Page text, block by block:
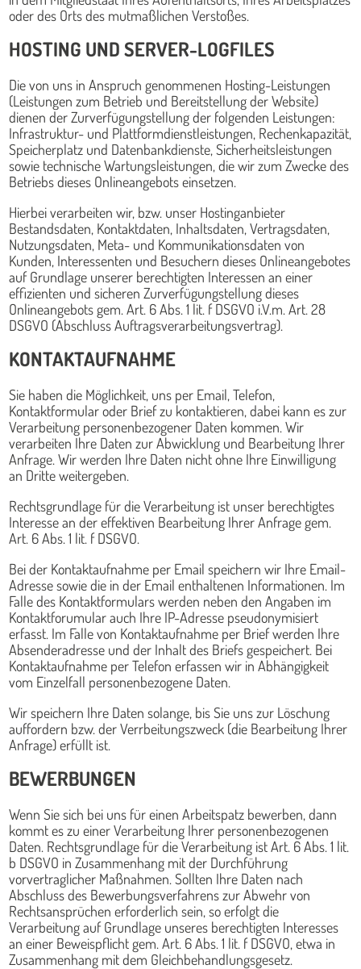
oder des Orts des mutmaßlichen Verstoßes.
HOSTING UND SERVER-LOGFILES
Die von uns in Anspruch genommenen Hosting-Leistungen
(Leistungen zum Betrieb und Bereitstellung der Website)
dienen der Zurverfügungstellung der folgenden Leistungen:
Infrastruktur- und Plattformdienstleistungen, Rechenkapazität,
Speicherplatz und Datenbankdienste, Sicherheitsleistungen
sowie technische Wartungsleistungen, die wir zum Zwecke des
Betriebs dieses Onlineangebots einsetzen.
Hierbei verarbeiten wir, bzw. unser Hostinganbieter
Bestandsdaten, Kontaktdaten, Inhaltsdaten, Vertragsdaten,
Nutzungsdaten, Meta- und Kommunikationsdaten von
Kunden, Interessenten und Besuchern dieses Onlineangebotes
auf Grundlage unserer berechtigten Interessen an einer
effizienten und sicheren Zurverfügungstellung dieses
Onlineangebots gem. Art. 6 Abs. 1 lit. f DSGVO i.V.m. Art. 28
DSGVO (Abschluss Auftragsverarbeitungsvertrag).
KONTAKTAUFNAHME
Sie haben die Möglichkeit, uns per Email, Telefon,
Kontaktformular oder Brief zu kontaktieren, dabei kann es zur
Verarbeitung personenbezogener Daten kommen. Wir
verarbeiten Ihre Daten zur Abwicklung und Bearbeitung Ihrer
Anfrage. Wir werden Ihre Daten nicht ohne Ihre Einwilligung
an Dritte weitergeben.
Rechtsgrundlage für die Verarbeitung ist unser berechtigtes
Interesse an der effektiven Bearbeitung Ihrer Anfrage gem.
Art. 6 Abs. 1 lit. f DSGVO.
Bei der Kontaktaufnahme per Email speichern wir Ihre Email-
Adresse sowie die in der Email enthaltenen Informationen. Im
Falle des Kontaktformulars werden neben den Angaben im
Kontaktforumular auch Ihre IP-Adresse pseudonymisiert
erfasst. Im Falle von Kontaktaufnahme per Brief werden Ihre
Absenderadresse und der Inhalt des Briefs gespeichert. Bei
Kontaktaufnahme per Telefon erfassen wir in Abhängigkeit
vom Einzelfall personenbezogene Daten.
Wir speichern Ihre Daten solange, bis Sie uns zur Löschung
auffordern bzw. der Verrbeitungszweck (die Bearbeitung Ihrer
Anfrage) erfüllt ist.
BEWERBUNGEN
Wenn Sie sich bei uns für einen Arbeitspatz bewerben, dann
kommt es zu einer Verarbeitung Ihrer personenbezogenen
Daten. Rechtsgrundlage für die Verarbeitung ist Art. 6 Abs. 1 lit.
b DSGVO in Zusammenhang mit der Durchführung
vorvertraglicher Maßnahmen. Sollten Ihre Daten nach
Abschluss des Bewerbungsverfahrens zur Abwehr von
Rechtsansprüchen erforderlich sein, so erfolgt die
Verarbeitung auf Grundlage unseres berechtigten Interesses
an einer Beweispflicht gem. Art. 6 Abs. 1 lit. f DSGVO, etwa in
Zusammenhang mit dem Gleichbehandlungsgesetz.